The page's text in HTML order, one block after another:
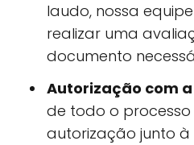
laudo, nossa
realizar uma
documento
Autorização com
de todo o
autorização junto